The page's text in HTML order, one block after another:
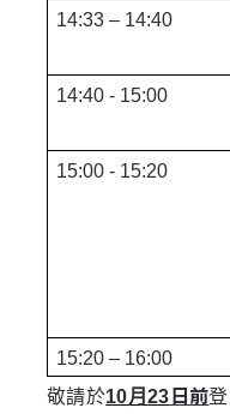
14:33 – 14:40
14:40 - 15:00
15:00 - 15:20
15:20 – 16:00
敬請於10月23日前